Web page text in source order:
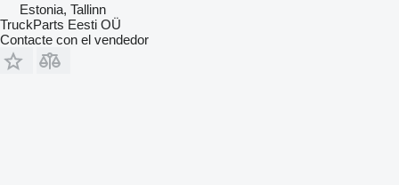
Estonia, Tallinn
TruckParts Eesti OÜ
Contacte con el vendedor